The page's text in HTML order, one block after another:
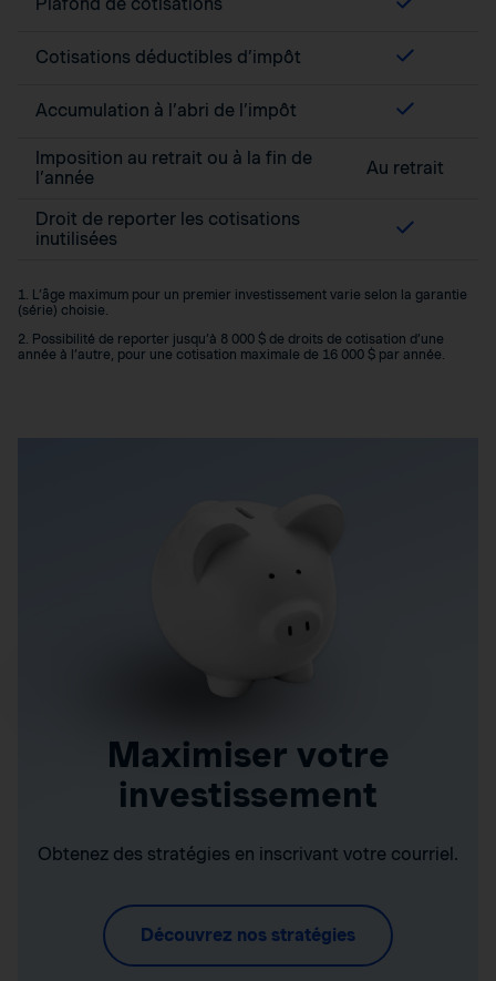
Plafond de cotisations
Cotisations déductibles d’impôt
Accumulation à l’abri de l’impôt
Imposition au retrait ou à la fin de
l’année
Au retrait
Droit de reporter les cotisations
inutilisées
1. L’âge maximum pour un premier investissement varie selon la garantie
(série) choisie.
2. Possibilité de reporter jusqu’à 8 000 $ de droits de cotisation d’une
année à l’autre, pour une cotisation maximale de 16 000 $ par année.
Maximiser votre
investissement
Obtenez des stratégies en inscrivant votre courriel.
Découvrez nos stratégies